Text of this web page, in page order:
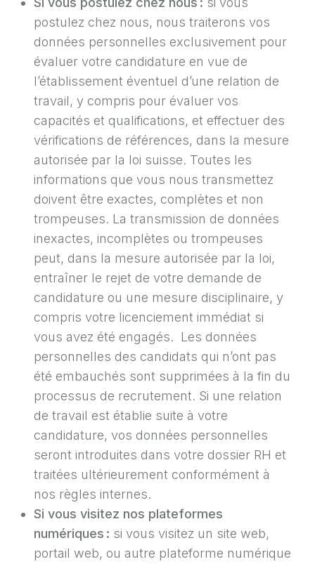
postulez chez nous, nous traiterons vos
données personnelles exclusivement pour
évaluer votre candidature en vue de
l’établissement éventuel d’une relation de
travail, y compris pour évaluer vos
capacités et qualifications, et effectuer des
vérifications de références, dans la mesure
autorisée par la loi suisse. Toutes les
informations que vous nous transmettez
doivent être exactes, complètes et non
trompeuses. La transmission de données
inexactes, incomplètes ou trompeuses
peut, dans la mesure autorisée par la loi,
entraîner le rejet de votre demande de
candidature ou une mesure disciplinaire, y
compris votre licenciement immédiat si
vous avez été engagés. Les données
personnelles des candidats qui n’ont pas
été embauchés sont supprimées à la fin du
processus de recrutement. Si une relation
de travail est établie suite à votre
candidature, vos données personnelles
seront introduites dans votre dossier RH et
traitées ultérieurement conformément à
nos règles internes.
Si vous visitez nos plateformes
numériques : si vous visitez un site web,
portail web, ou autre plateforme numérique